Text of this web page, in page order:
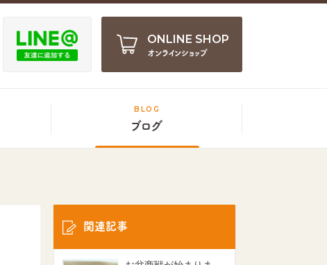
ONLINE SHOP
オンラインショップ
BLOG
ブログ
関連記事